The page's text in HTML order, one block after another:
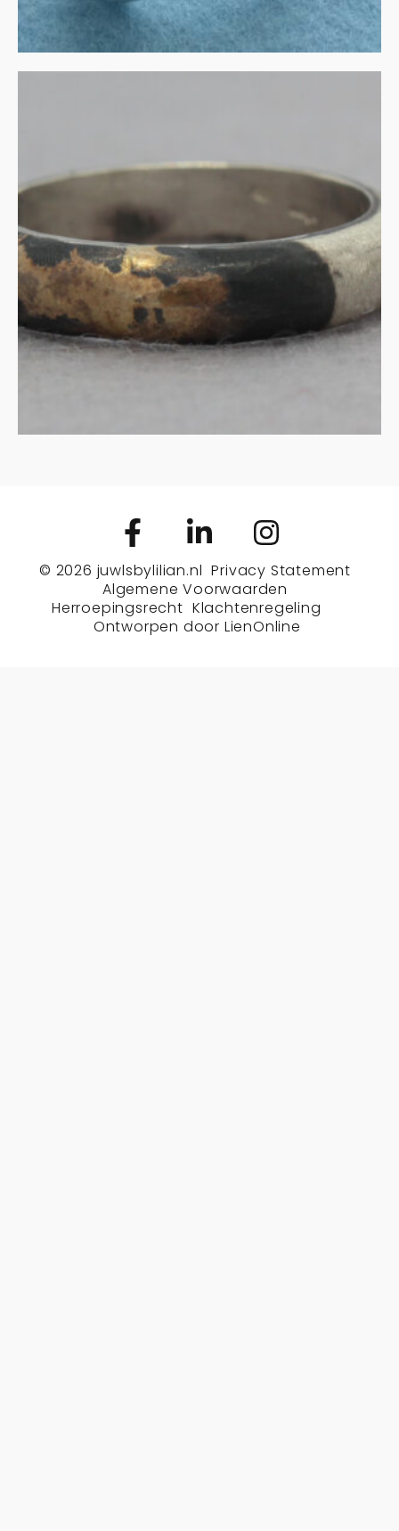
Zilveren ring met gouden
accent
€140.00
IN WINKELMAND
© 2026 juwlsbylilian.nl Privacy Statement
Algemene Voorwaarden
Herroepingsrecht Klachtenregeling
Ontworpen door LienOnline